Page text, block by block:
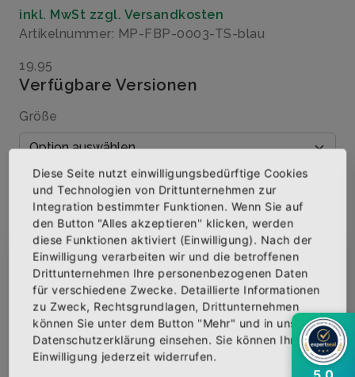
inkl. MwSt zzgl. Versandkosten
Artikelnummer: MP-FBP-0003-TS-blau
19,95
Verfügbare Versionen
Größe
Menge
IN DEN WARENKORB
AUF DIE WUNSCHLISTE
Abonniere jetzt unseren Newsletter
Bekomme die aktuellsten News über neue
Produkte und zudem einen 10% Gutschein für
deine nächste Bestellung.
Diese Seite nutzt einwilligungsbedürftige Cookies
und Technologien von Drittunternehmen zur
Integration bestimmter Funktionen. Wenn Sie auf
den Button "Alles akzeptieren" klicken, werden
diese Funktionen aktiviert (Einwilligung). Nach der
Einwilligung verarbeiten wir und die betroffenen
Drittunternehmen Ihre personenbezogenen Daten
für verschiedene Zwecke. Detaillierte Informationen
zu Zweck, Rechtsgrundlagen, Drittunternehmen
können Sie unter dem Button "Mehr" und in unserer
Datenschutzerklärung einsehen. Sie können Ihre
Einwilligung jederzeit widerrufen.